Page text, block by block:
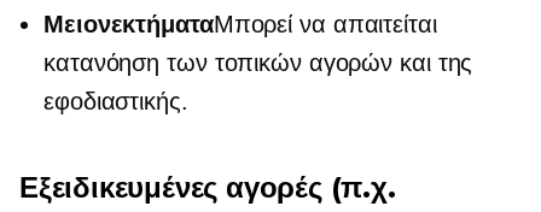
ΜειονεκτήματαΜπορεί να απαιτείται
κατανόηση των τοπικών αγορών και της
εφοδιαστικής.
Εξειδικευμένες αγορές (π.χ.